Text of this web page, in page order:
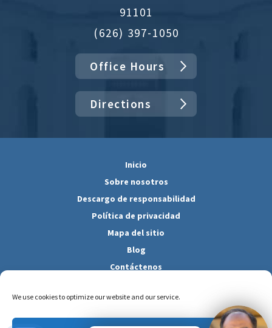
We use cookies to optimize our website and our service.
91101
(626) 397-1050
Office Hours
Directions
Inicio
Sobre nosotros
Descargo de responsabilidad
Política de privacidad
Mapa del sitio
Blog
Contáctenos
Copyright © 2026 Law Offices of Pius Joseph. All Rights Reserved
Site by Consultwebs.com